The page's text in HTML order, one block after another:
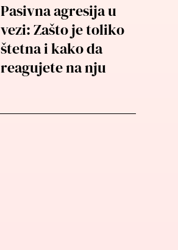
Pasivna agresija u
vezi: Zašto je toliko
štetna i kako da
reagujete na nju